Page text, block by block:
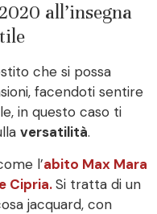
all’insegna
che si possa
facendoti sentire
in questo caso ti
versatilità.
l’abito Max Mara
Cipria.Si tratta di un
jacquard, con